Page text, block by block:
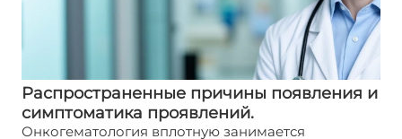
Распространенные причины появления и
симптоматика проявлений.
Онкогематология вплотную занимается